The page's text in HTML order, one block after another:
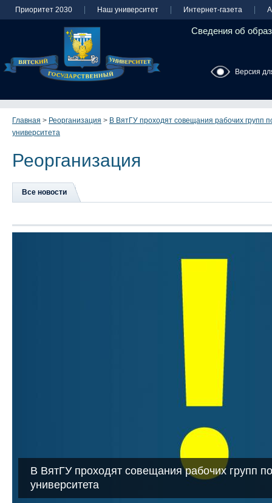
Приоритет 2030 Наш университет Интернет-газета
Сведения об
Версия
Главная > Реорганизация > В ВятГУ проходят совещания рабочих групп
университета
Реорганизация
Все новости
В ВятГУ проходят совещания рабочих групп
университета